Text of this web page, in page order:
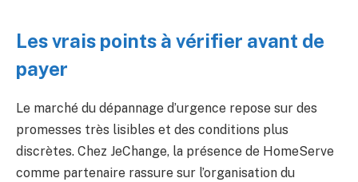
Les vrais points à vérifier avant de
payer
Le marché du dépannage d’urgence repose sur des
promesses très lisibles et des conditions plus
discrètes. Chez JeChange, la présence de HomeServe
comme partenaire rassure sur l’organisation du